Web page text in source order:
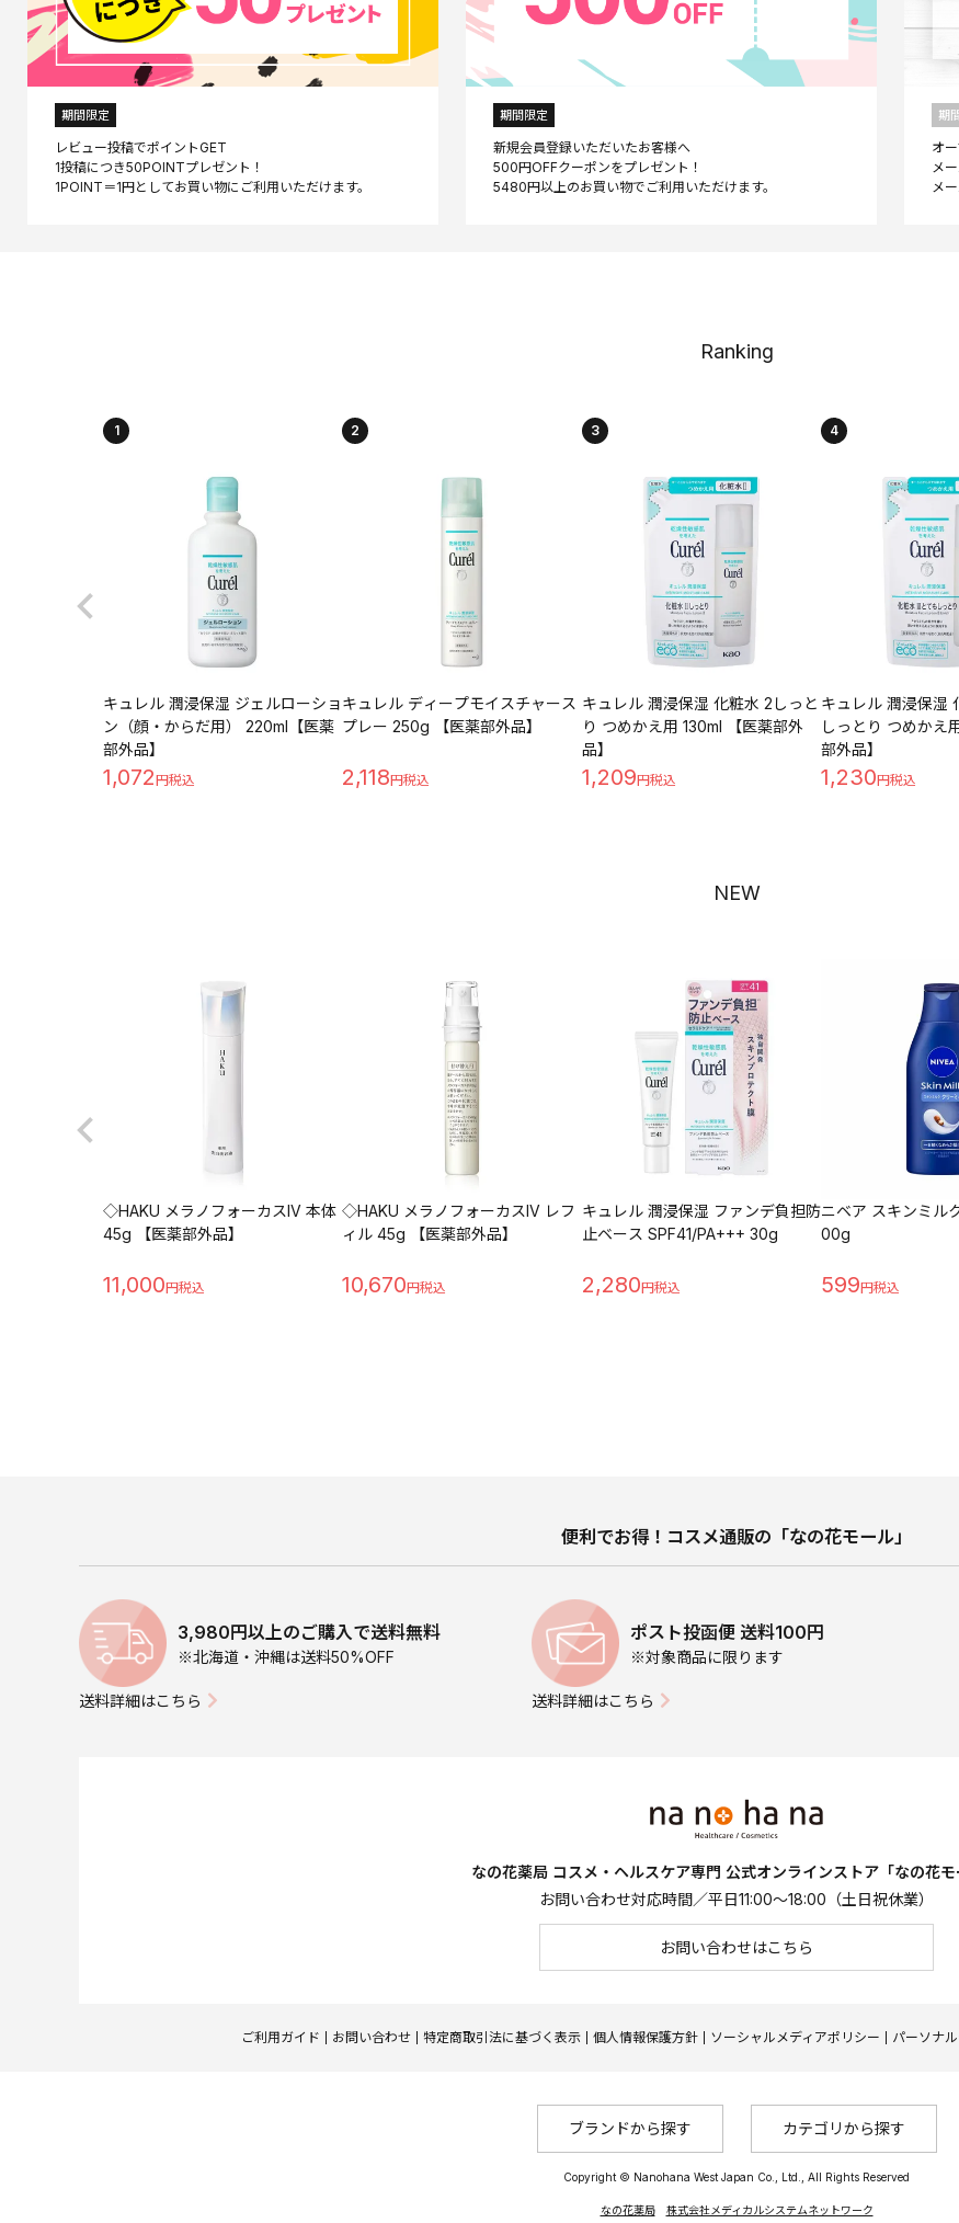
期間限定
レビュー投稿でポイントGET
1投稿につき50POINTプレゼント！
期間限定
新規会員登録いただいたお客様へ
500円OFFクーポンをプレゼント！
期
オ
メ
Ranking
1
キュレル 潤浸保湿 ジェルローショ
ン（顔・からだ用） 220ml【医薬
部外品】
1,072
2
キュレル ディープモイスチャース
プレー 250g 【医薬部外品】
2,118
3
キュレル 潤浸保湿 化粧水 2しっと
り つめかえ用 130ml 【医薬部外
品】
1,209
4
キュレル 潤浸保湿
しっとり つめかえ
部外品】
1,230
NEW
◇HAKU メラノフォーカスIV 本体
45g 【医薬部外品】
11,000
◇HAKU メラノフォーカスIV レフ
ィル 45g 【医薬部外品】
10,670
キュレル 潤浸保湿 ファンデ負担防
止ベース SPF41/PA+++ 30g
2,280
ニベア スキンミル
00g
599
便利でお得！コスメ通販の「なの花モール」
3,980円以上のご購入で送料無料
※北海道・沖縄は送料50%OFF
送料詳細はこちら
ポスト投函便 送料100円
※対象商品に限ります
送料詳細はこちら
なの花薬局 コスメ・ヘルスケア専門 公式オンラインストア「なの花モ
お問い合わせ対応時間／平日11:00～18:00（土日祝休業）
お問い合わせはこちら
ご利用ガイド お問い合わせ 特定商取引法に基づく表示 個人情報保護方針 ソーシャルメディアポリシー パーソナ
ブランドから探す カテゴリから探す
Copyright © Nanohana West Japan Co., Ltd., All Rights Reserved
なの花薬局 株式会社メディカルシステムネットワーク